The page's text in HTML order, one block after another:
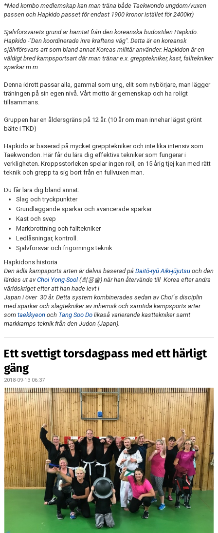
*Med kombo medlemskap kan man träna både Taekwondo ungdom/vuxen
passen och Hapkido passet för endast 1900 kronor istället för 2400kr)
Självförsvarets grund är hämtat från den koreanska budostilen Hapkido.
Hapkido -"Den koordinerade inre kraftens väg". Detta är en koreansk
självförsvars art som bland annat Koreas militär använder. Hapkidon är en
väldigt bred kampsportsart där man tränar e.x. grepptekniker, kast, falltekniker
sparkar m.m.
Denna idrott passar alla, gammal som ung, elit som nybörjare, man lägger
träningen på sin egen nivå. Vårt motto är gemenskap och ha roligt
tillsammans.
Gruppen har en åldersgräns på 12 år. (10 år om man innehar lägst grönt
bälte i TKD)
Hapkido är baserad på mycket grepptekniker och inte lika intensiv som
Taekwondon. Här får du lära dig effektiva tekniker som fungerar i
verkligheten. Kroppsstorleken spelar ingen roll, en 15 årig tjej kan med rätt
teknik och grepp ta sig bort från en fullvuxen man.
Du får lära dig bland annat:
Slag och tryckpunkter
Grundläggande sparkar och avancerade sparkar
Kast och svep
Markbrottning och falltekniker
Ledlåsningar, kontroll.
Självförsvar och frigörnings teknik
Hapkidons historia
Den ädla kampsports arten är delvis baserad på Daitō-ryū Aiki-jūjutsu och den
lärdes ut avChoi Yong-Sool (최용술) när han återvände till Korea efter andra
världskriget efter att han hade levt i
Japan i över 30 år. Detta system kombinerades sedan av Choi´s disciplin
med sparkar och slagtekniker av inhemsk och samtida kampsports arter
som taekkyeon och Tang Soo Do likaså varierande kasttekniker samt
markkamps teknik från den Judon (Japan).
Ett svettigt torsdagpass med ett härligt
gäng
2018-09-13 06:37